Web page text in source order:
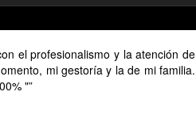
el profesionalismo y la atención de
mi gestoría y la de mi familia.
"